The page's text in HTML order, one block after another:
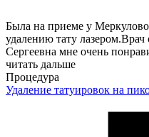
Была на приеме у
удалению тату
Сергеевна мне очень
читать дальше
Процедура
Удаление татуировок на